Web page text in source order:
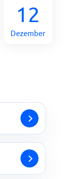
12
Dezember